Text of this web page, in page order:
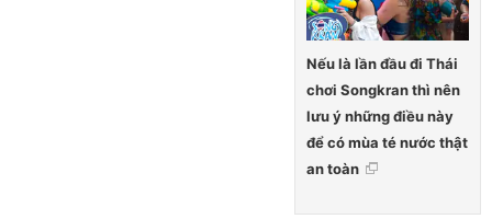
Nếu là lần đầu đi Thái
chơi Songkran thì nên
lưu ý những điều này
để có mùa té nước thật
an toàn